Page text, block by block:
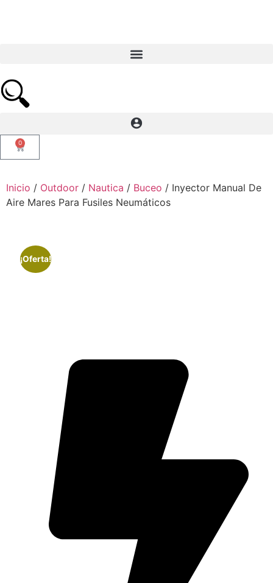
0
Inicio / Outdoor / Nautica / Buceo / Inyector Manual De
Aire Mares Para Fusiles Neumáticos
¡Oferta!